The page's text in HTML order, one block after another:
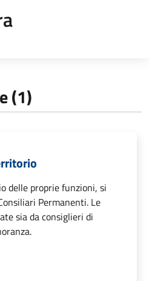
(1)
delle proprie funzioni, si
Permanenti. Le
sia da consiglieri di